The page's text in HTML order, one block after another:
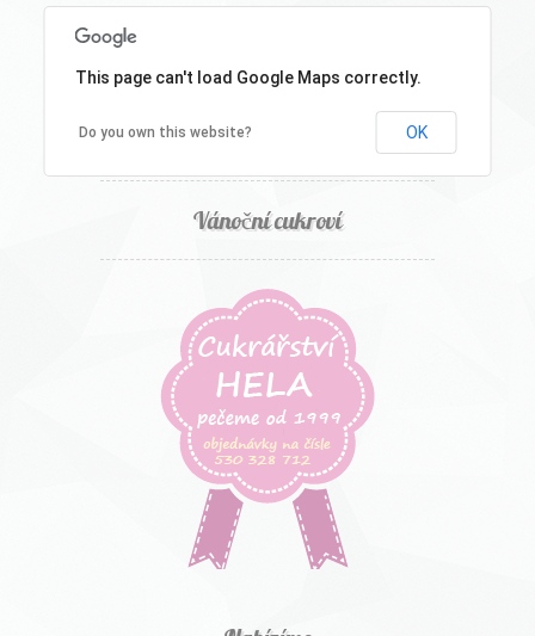
Zákusky
Svatební menu
Vánoční cukroví
This page can't load Google Maps correctly.
Do you own this website? OK